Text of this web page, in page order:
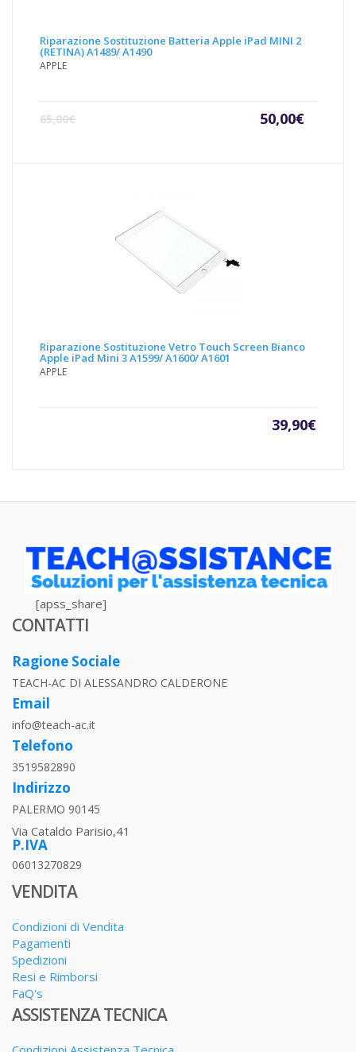
Riparazione Sostituzione Batteria Apple iPad MINI 2
(RETINA) A1489/ A1490
APPLE
65,00€ 50,00€
Il
Riparazione Sostituzione Vetro Touch Screen Bianco
Apple iPad Mini 3 A1599/ A1600/ A1601
APPLE
39,90€
[apss_share]
CONTATTI
Ragione Sociale
TEACH-AC DI ALESSANDRO CALDERONE
Email
info@teach-ac.it
Telefono
3519582890
Indirizzo
PALERMO 90145
Via Cataldo Parisio,41
P.IVA
06013270829
VENDITA
Condizioni di Vendita
Pagamenti
Spedizioni
Resi e Rimborsi
FaQ's
ASSISTENZA TECNICA